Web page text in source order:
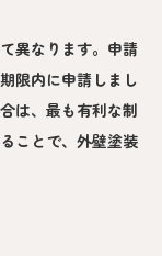
異なります。申請
限内に申請しまし
は、最も有利な制
ことで、外壁塗装